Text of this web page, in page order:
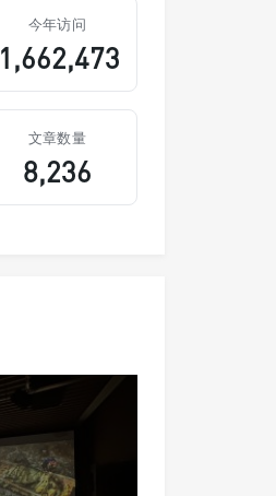
今年访问
1,662,473
文章数量
8,236